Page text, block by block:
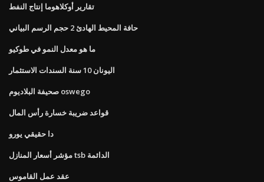
تقارير أوكلاهوما إنتاج النفط
حافة المحيط الهادئ 2 حجم الرسم البياني
ما هو معدل النمو في طوكيو
اليونان 10 سنة السندات الاستثمار
صحيفة البلاديوم oswego
قواعد ضريبة خسارة رأس المال
دا حقيقي يورو
مؤشر أسعار المنازل tsb الدائمة
عقد عمل القاموس